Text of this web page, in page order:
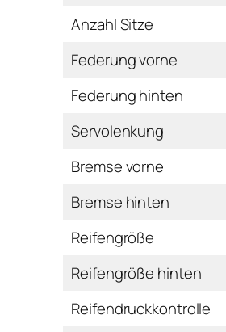
Anzahl Sitze
Federung vorne
Federung hinten
Servolenkung
Bremse vorne
Bremse hinten
Reifengröße
Reifengröße hinten
Reifendruckkontrolle